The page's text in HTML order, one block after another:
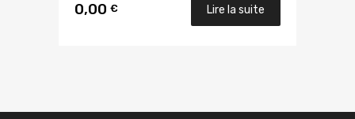
0,00 € Lire la suite